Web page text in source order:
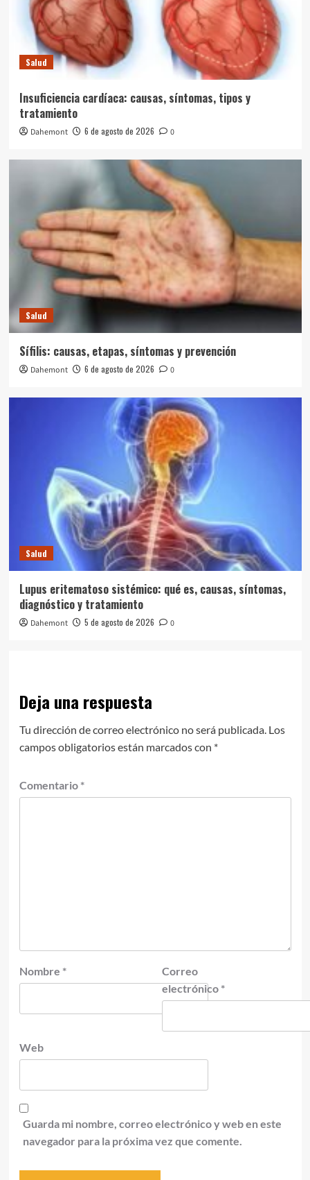
Salud
Insuficiencia cardíaca: causas, síntomas, tipos y
tratamiento
Dahemont 6 de agosto de 2026 0
Salud
Sífilis: causas, etapas, síntomas y prevención
Dahemont 6 de agosto de 2026 0
Salud
Lupus eritematoso sistémico: qué es, causas, síntomas,
diagnóstico y tratamiento
Dahemont 5 de agosto de 2026 0
Deja una respuesta
Tu dirección de correo electrónico no será publicada. Los
campos obligatorios están marcados con *
Comentario *
Nombre *
Correo
electrónico *
Web
Guarda mi nombre, correo electrónico y web en este
navegador para la próxima vez que comente.